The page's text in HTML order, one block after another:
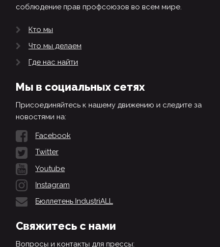
соблюдение прав профсоюзов во всем мире.
Кто мы
Что мы делаем
Где нас найти
Мы в социальных сетях
Присоединяйтесь к нашему движению и следите за
новостями на:
Facebook
Twitter
Youtube
Instagram
Бюллетень IndustriALL
Свяжитесь с нами
Вопросы и контакты для прессы: